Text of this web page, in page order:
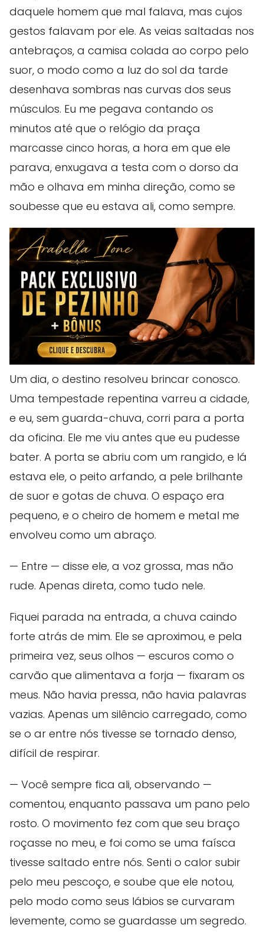
daquele homem que mal falava, mas cujos
gestos falavam por ele. As veias saltadas nos
antebraços, a camisa colada ao corpo pelo
suor, o modo como a luz do sol da tarde
desenhava sombras nas curvas dos seus
músculos. Eu me pegava contando os
minutos até que o relógio da praça
marcasse cinco horas, a hora em que ele
parava, enxugava a testa com o dorso da
mão e olhava em minha direção, como se
soubesse que eu estava ali, como sempre.
Um dia, o destino resolveu brincar conosco.
Uma tempestade repentina varreu a cidade,
e eu, sem guarda-chuva, corri para a porta
da oficina. Ele me viu antes que eu pudesse
bater. A porta se abriu com um rangido, e lá
estava ele, o peito arfando, a pele brilhante
de suor e gotas de chuva. O espaço era
pequeno, e o cheiro de homem e metal me
envolveu como um abraço.
— Entre — disse ele, a voz grossa, mas não
rude. Apenas direta, como tudo nele.
Fiquei parada na entrada, a chuva caindo
forte atrás de mim. Ele se aproximou, e pela
primeira vez, seus olhos — escuros como o
carvão que alimentava a forja — fixaram os
meus. Não havia pressa, não havia palavras
vazias. Apenas um silêncio carregado, como
se o ar entre nós tivesse se tornado denso,
difícil de respirar.
— Você sempre fica ali, observando —
comentou, enquanto passava um pano pelo
rosto. O movimento fez com que seu braço
roçasse no meu, e foi como se uma faísca
tivesse saltado entre nós. Senti o calor subir
pelo meu pescoço, e soube que ele notou,
pelo modo como seus lábios se curvaram
levemente, como se guardasse um segredo.